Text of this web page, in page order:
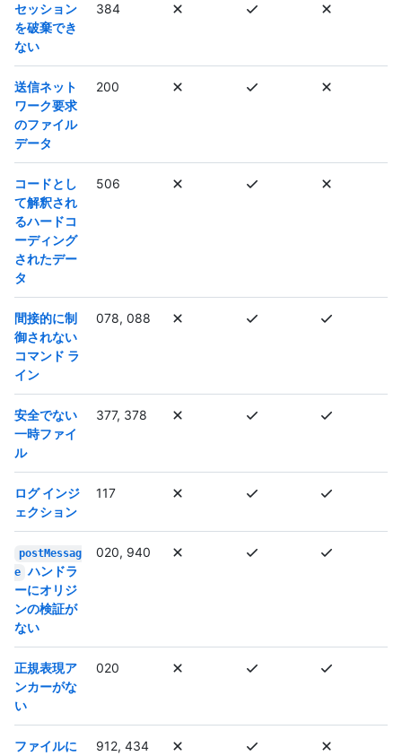
セッション
を破棄でき
ない
384
送信ネット
ワーク要求
のファイル
データ
200
コードとし
て解釈され
るハードコ
ーディング
されたデー
タ
506
間接的に制
御されない
コマンド ラ
イン
078, 088
安全でない
一時ファイ
ル
377, 378
ログ インジ
ェクション
117
postMessag
e ハンドラ
ーにオリジ
ンの検証が
ない
020, 940
正規表現ア
ンカーがな
い
020
ファイルに
912, 434